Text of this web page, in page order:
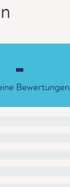
-
Bewertungen